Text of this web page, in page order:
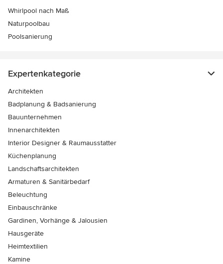
Whirlpool nach Maß
Naturpoolbau
Poolsanierung
Expertenkategorie
Architekten
Badplanung & Badsanierung
Bauunternehmen
Innenarchitekten
Interior Designer & Raumausstatter
Küchenplanung
Landschaftsarchitekten
Armaturen & Sanitärbedarf
Beleuchtung
Einbauschränke
Gardinen, Vorhänge & Jalousien
Hausgeräte
Heimtextilien
Kamine